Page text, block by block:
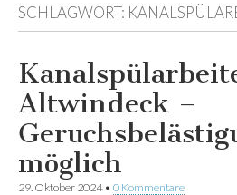
SCHLAGWORT:
Altwindeck –
möglich
29. Oktober 2024• 0 Kommentare